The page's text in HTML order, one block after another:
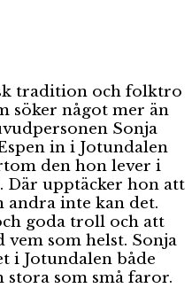
tradition och folktro
söker något mer än
Sonja
in i Jotundalen
den hon lever i
Där upptäcker hon att
andra inte kan det.
goda troll och att
som helst. Sonja
i Jotundalen både
stora som små faror.